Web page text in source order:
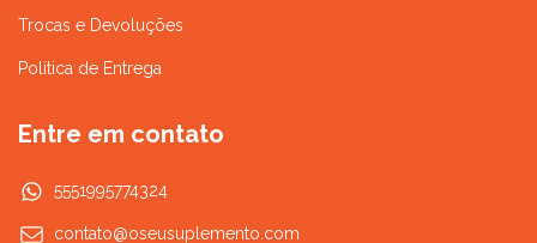
Trocas e Devoluções
Política de Entrega
Entre em contato
5551995774324
contato@oseusuplemento.com